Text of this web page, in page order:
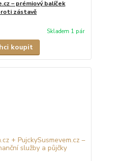
– prémiový balíček
zástavě
Skladem 1 pár
koupit